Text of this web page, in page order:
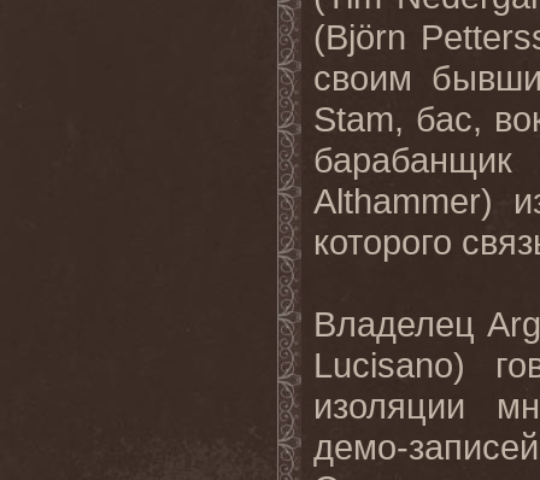
(Björn
своим
Stam, бас,
Althammer)
которого
Владелец
Lucisano)
изоляции
демо-